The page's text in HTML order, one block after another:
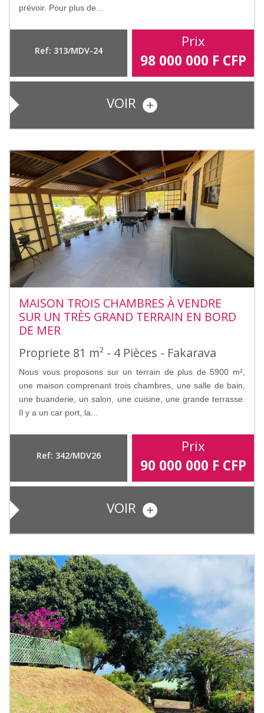
prévoir. Pour plus de...
Ref: 313/MDV-24
Prix
98 000 000 F CFP
VOIR
MAISON TROIS CHAMBRES À VENDRE
SUR UN TRÈS GRAND TERRAIN EN BORD
DE MER
Propriete 81 m² - 4 Pièces - Fakarava
Nous vous proposons sur un terrain de plus de 5900 m²,
une maison comprenant trois chambres, une salle de bain,
une buanderie, un salon, une cuisine, une grande terrasse.
Il y a un car port,.la...
Ref: 342/MDV26
Prix
90 000 000 F CFP
VOIR